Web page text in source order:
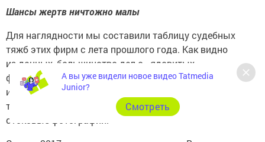
Шансы жертв ничтожно малы
Для наглядности мы составили таблицу судебных
тяжб этих фирм с лета прошлого года. Как видно
из данных, большинство дел о «ядовитых»
фотографиях заканчиваются выплатами в пользу
истца. Правда, часто суммы претензий снижаются, но
тем не менее в значительно превышают цены на
стоковые фотографии.
А вы уже видели новое видео Tatmedia
Junior?
Cмотреть